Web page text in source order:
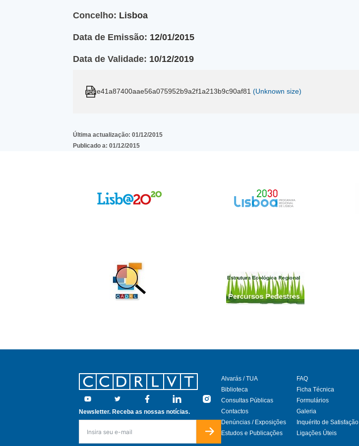
Concelho: Lisboa
Data de Emissão: 12/01/2015
Data de Validade: 10/12/2019
e41a87400aae56a075952b9a2f1a213b9c90af81 (Unknown size)
Última actualização: 01/12/2015
Publicado a: 01/12/2015
Footer
Youtube Twitter Facebook Linkedin
Instagram
Newsletter. Receba as nossas notícias.
Alvarás / TUA
Biblioteca
Consultas Públicas
Contactos
Denúncias / Exposições
Estudos e Publicações
FAQ
Ficha Técnica
Formulários
Galeria
Inquérito de Satisfação
Ligações Úteis